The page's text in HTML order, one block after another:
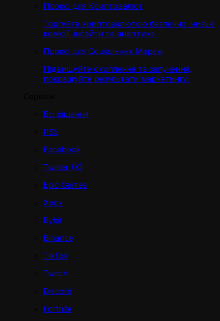
Проксі для Криптовалют
Торгуйте криптовалютою безпечно: низькі
комісії, інсайти та аналітика.
Проксі для Соціальних Мереж
Підвищуйте охоплення та залучення,
покращуйте результати маркетингу.
Всі рішення
PS5
Facebook
Twitter (X)
Epic Games
Xbox
Bybit
Binance
TikTok
Twitch
Discord
Fortnite